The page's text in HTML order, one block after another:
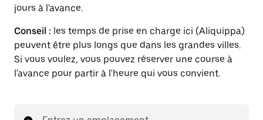
jours à l'avance.
Conseil : les temps de prise en charge ici (Aliquippa)
peuvent être plus longs que dans les grandes villes.
Si vous voulez, vous pouvez réserver une course à
l'avance pour partir à l'heure qui vous convient.